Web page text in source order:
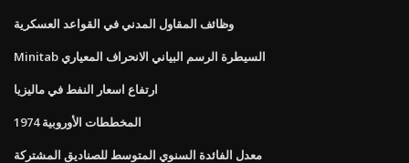
وظائف المقاول المدني في القواعد العسكرية
Minitab السيطرة الرسم البياني الانحراف المعياري
ارتفاع اسعار النفط في ماليزيا
المخططات الأوروبية 1974
معدل الفائدة السنوي المتوسط ​​للصناديق المشتركة